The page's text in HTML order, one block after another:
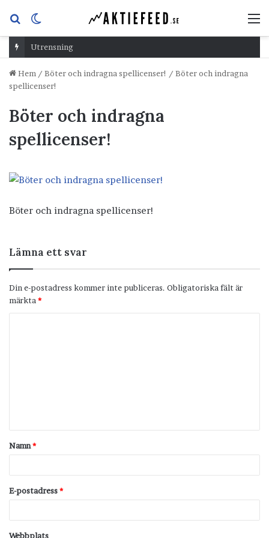
Sök
efterskin
Utrensning
Hem / Böter och indragna spellicenser! / Böter och indragna
spellicenser!
Böter och indragna
spellicenser!
Böter och indragna spellicenser!
Lämna ett svar
Din e-postadress kommer inte publiceras. Obligatoriska fält är
märkta *
t
a
Namn*
E-postadress*
Webbplats